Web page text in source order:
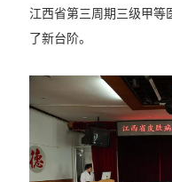
江西省第三周期三级甲等
了新台阶。